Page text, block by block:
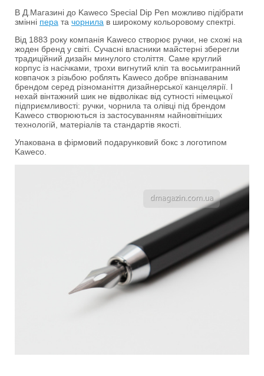
В Д.Магазині до Kaweco Special Dip Pen можливо підібрати
змінні пера та чорнила в широкому кольоровому спектрі.
Від 1883 року компанія Kaweco створює ручки, не схожі на
жоден бренд у світі. Сучасні власники майстерні зберегли
традиційний дизайн минулого століття. Саме круглий
корпус із насічками, трохи вигнутий кліп та восьмигранний
ковпачок з різьбою роблять Kaweco добре впізнаваним
брендом серед різноманіття дизайнерської канцелярії. І
нехай вінтажний шик не відволікає від сутності німецької
підприємливості: ручки, чорнила та олівці під брендом
Kaweco створюються із застосуванням найновітніших
технологій, матеріалів та стандартів якості.
Упакована в фірмовий подарунковий бокс з логотипом
Kaweco.